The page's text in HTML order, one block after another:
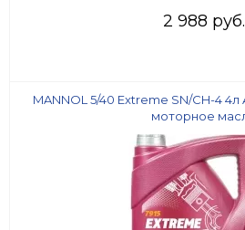
2 988 руб.
MANNOL 5/40 Extreme SN/CH-4
моторное